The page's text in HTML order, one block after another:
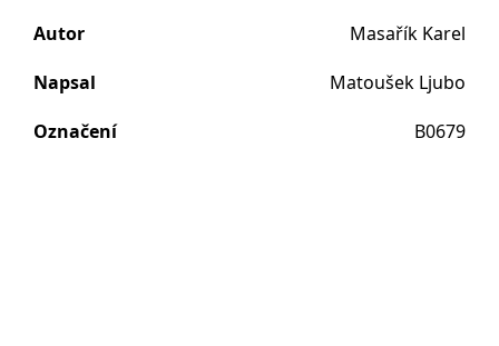
Autor
Masařík Karel
Napsal
Matoušek Ljubo
Označení
B0679